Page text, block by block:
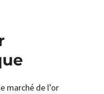
marché de l’or